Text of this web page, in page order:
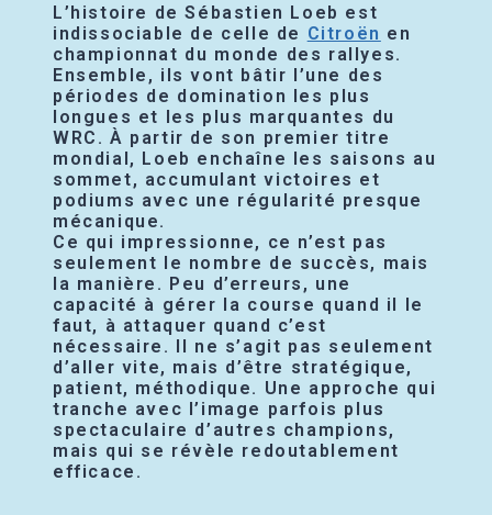
L’histoire de Sébastien Loeb est
indissociable de celle de Citroën en
championnat du monde des rallyes.
Ensemble, ils vont bâtir l’une des
périodes de domination les plus
longues et les plus marquantes du
WRC. À partir de son premier titre
mondial, Loeb enchaîne les saisons au
sommet, accumulant victoires et
podiums avec une régularité presque
mécanique.
Ce qui impressionne, ce n’est pas
seulement le nombre de succès, mais
la manière. Peu d’erreurs, une
capacité à gérer la course quand il le
faut, à attaquer quand c’est
nécessaire. Il ne s’agit pas seulement
d’aller vite, mais d’être stratégique,
patient, méthodique. Une approche qui
tranche avec l’image parfois plus
spectaculaire d’autres champions,
mais qui se révèle redoutablement
efficace.